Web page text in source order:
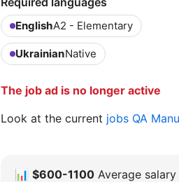
EnglishA2 - Elementary
UkrainianNative
The job ad is no longer active
Look at the current jobs QA
📊 $600-1100 Average